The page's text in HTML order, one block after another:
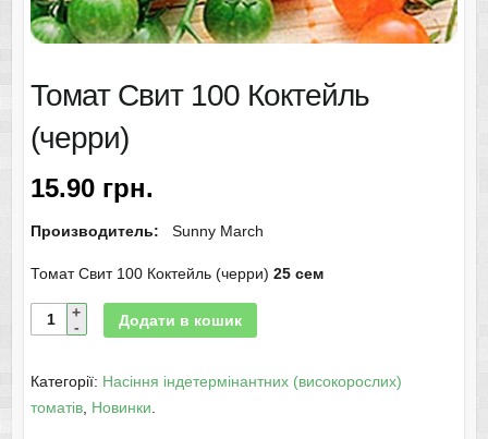
Томат Свит 100 Коктейль
(черри)
15.90 грн.
Производитель: Sunny March
Томат Свит 100 Коктейль (черри) 25 сем
Додати в кошик
Категорії: Насіння індетермінантних (високорослих)
томатів, Новинки